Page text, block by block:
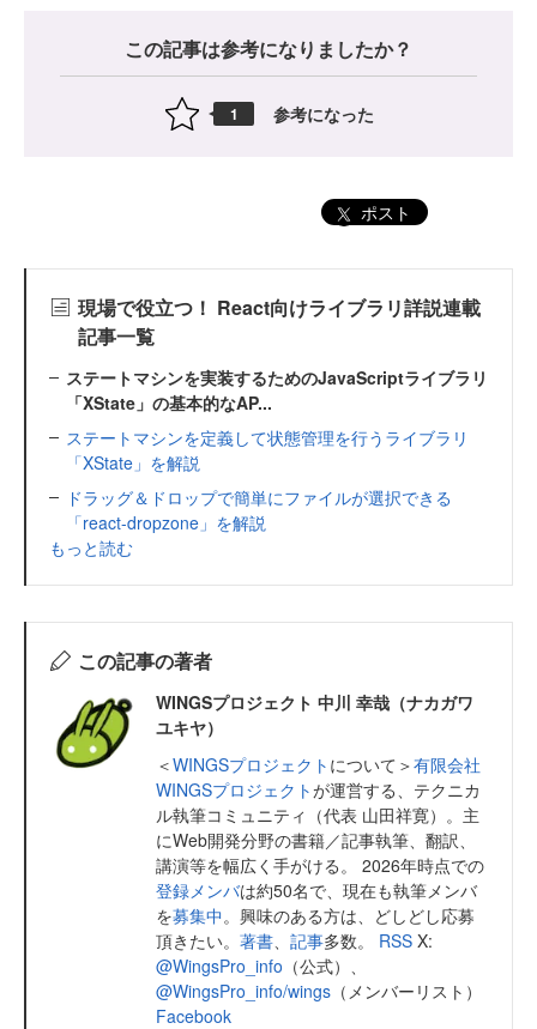
この記事は参考になりましたか？
1 参考になった
ポスト
現場で役立つ！ React向けライブラリ詳説連載
記事一覧
ステートマシンを実装するためのJavaScriptライブラリ
「XState」の基本的なAP...
ステートマシンを定義して状態管理を行うライブラリ
「XState」を解説
ドラッグ＆ドロップで簡単にファイルが選択できる
「react-dropzone」を解説
もっと読む
この記事の著者
WINGSプロジェクト 中川 幸哉（ナカガワ
ユキヤ）
＜WINGSプロジェクト について＞有限会社
WINGSプロジェクトが運営する、テクニカ
ル執筆コミュニティ（代表 山田祥寛）。主
にWeb開発分野の書籍／記事執筆、翻訳、
講演等を幅広く手がける。 2026年時点での
登録メンバは約50名で、現在も執筆メンバ
を募集中。興味のある方は、どしどし応募
頂きたい。 著書 記事多数。 RSS X:
@WingsPro_info （公式）、
@WingsPro_info/wings （メンバーリスト）
Facebook